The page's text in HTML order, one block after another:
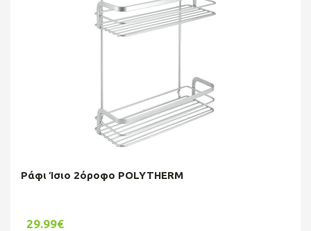
Ράφι Ίσιο 2όροφο POLYTHERM
29.99€